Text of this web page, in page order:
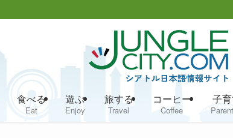
食べる
Eat
遊ぶ
Enjoy
旅する
Travel
コーヒー
Coffee
子